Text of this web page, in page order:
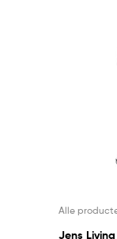
Alle
Jens